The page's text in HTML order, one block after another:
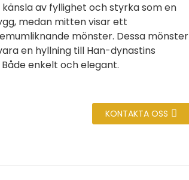
känsla av fyllighet och styrka som en
medan mitten visar ett
mönster. Dessa mönster
en hyllning till Han-dynastins
enkelt och elegant.
KONTAKTA OSS